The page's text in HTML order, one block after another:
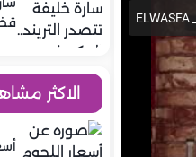
الاكثر